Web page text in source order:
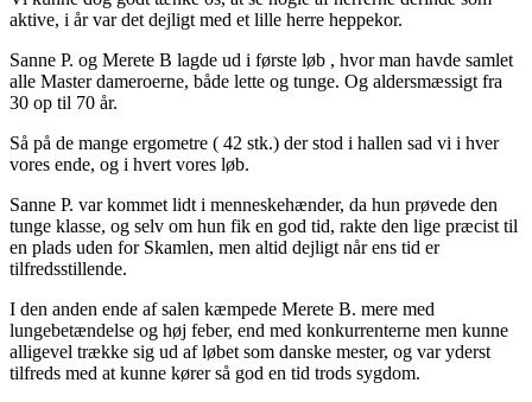
aktive, i år var det dejligt med et lille herre heppekor.
Sanne P. og Merete B lagde ud i første løb , hvor man havde samlet
alle Master dameroerne, både lette og tunge. Og aldersmæssigt fra
30 op til 70 år.
Så på de mange ergometre ( 42 stk.) der stod i hallen sad vi i hver
vores ende, og i hvert vores løb.
Sanne P. var kommet lidt i menneskehænder, da hun prøvede den
tunge klasse, og selv om hun fik en god tid, rakte den lige præcist til
en plads uden for Skamlen, men altid dejligt når ens tid er
tilfredsstillende.
I den anden ende af salen kæmpede Merete B. mere med
lungebetændelse og høj feber, end med konkurrenterne men kunne
alligevel trække sig ud af løbet som danske mester, og var yderst
tilfreds med at kunne kører så god en tid trods sygdom.